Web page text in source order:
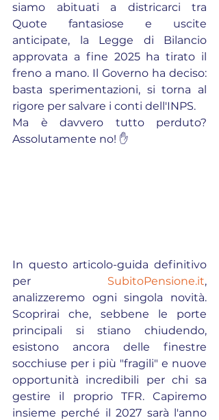
siamo abituati a districarci tra
Quote fantasiose e uscite
anticipate, la Legge di Bilancio
approvata a fine 2025 ha tirato il
freno a mano. Il Governo ha deciso:
basta sperimentazioni, si torna al
rigore per salvare i conti dell'INPS.
Ma è davvero tutto perduto?
Assolutamente no! ✋
In questo articolo-guida definitivo
per SubitoPensione.it,
analizzeremo ogni singola novità.
Scoprirai che, sebbene le porte
principali si stiano chiudendo,
esistono ancora delle finestre
socchiuse per i più "fragili" e nuove
opportunità incredibili per chi sa
gestire il proprio TFR. Capiremo
insieme perché il 2027 sarà l'anno